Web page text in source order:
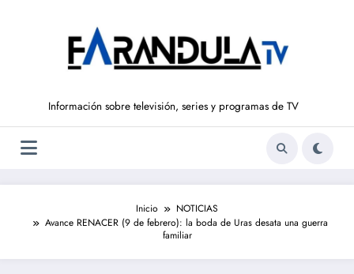
Información sobre televisión, series y programas de TV
Inicio
NOTICIAS
Avance RENACER (9 de febrero): la boda de Uras desata una guerra
familiar